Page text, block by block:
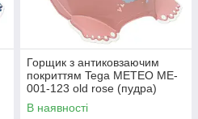
Горщик з антиковзаючим
покриттям Tega METEO ME-
001-123 old rose (пудра)
В наявності